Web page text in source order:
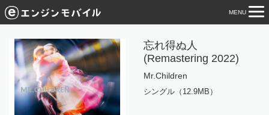
MENU
忘れ得ぬ人
(Remastering 2022)
Mr.Children
シングル（12.9MB）